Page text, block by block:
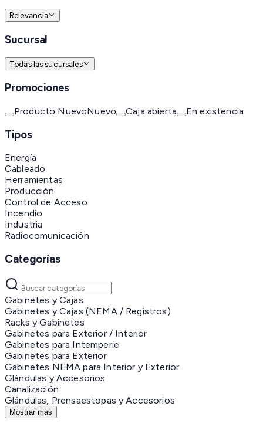
Relevancia
Sucursal
Todas las sucursales
Promociones
Producto NuevoNuevo Caja abierta En existencia
Tipos
Energía
Cableado
Herramientas
Producción
Control de Acceso
Incendio
Industria
Radiocomunicación
Categorías
Gabinetes y Cajas
Gabinetes y Cajas (NEMA / Registros)
Racks y Gabinetes
Gabinetes para Exterior / Interior
Gabinetes para Intemperie
Gabinetes para Exterior
Gabinetes NEMA para Interior y Exterior
Glándulas y Accesorios
Canalización
Glándulas, Prensaestopas y Accesorios
Mostrar más